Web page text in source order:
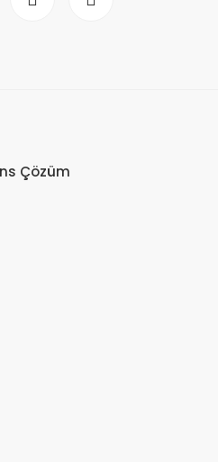
Çözüm